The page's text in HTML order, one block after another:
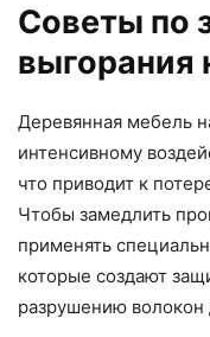
Советы по
выгорания
Деревянная мебель
интенсивному
что приводит к
Чтобы замедлить
применять
которые создают
разрушению волокон